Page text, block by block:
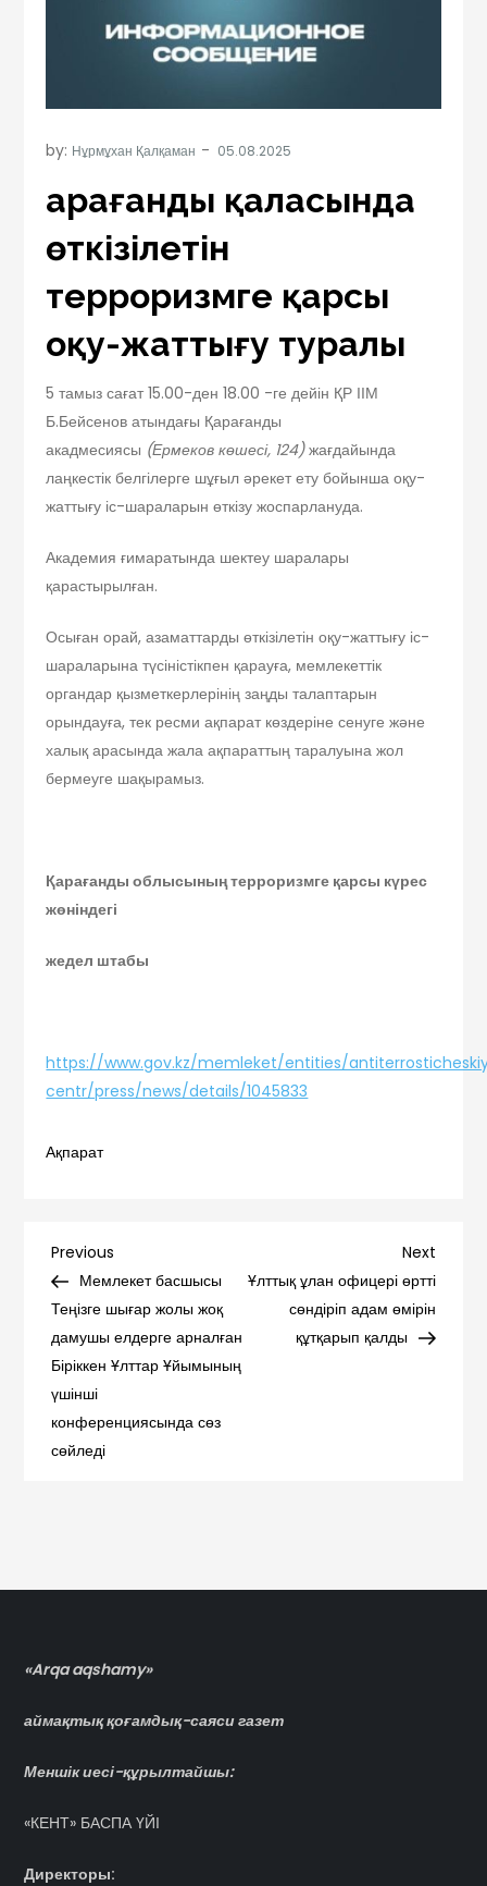
by: Нұрмұхан Қалқаман
Қарағанды қаласында
өткізілетін
терроризмге қарсы
оқу-жаттығу туралы
5 тамыз сағат 15.00-ден 18.00 -ге дейін ҚР ІІМ
Б.Бейсенов атындағы Қарағанды
акадмесиясы (Ермеков көшесі, 124)жағдайында
лаңкестік белгілерге шұғыл әрекет ету бойынша оқу-
жаттығу іс-шараларын өткізу жоспарлануда.
Академия ғимаратында шектеу шаралары
қарастырылған.
Осыған орай, азаматтарды өткізілетін оқу-жаттығу іс-
шараларына түсіністікпен қарауға, мемлекеттік
органдар қызметкерлерінің заңды талаптарын
орындауға, тек ресми ақпарат көздеріне сенуге және
халық арасында жала ақпараттың таралуына жол
бермеуге шақырамыз.
Қарағанды облысының терроризмге қарсы күрес
жөніндегі
жедел штабы
https://www.gov.kz/memleket/entities/
centr/press/news/details/1045833
Ақпарат
Навигация
по
записям
Previous
Post
Previous
Мемлекет басшысы
Теңізге шығар жолы жоқ
дамушы елдерге арналған
Біріккен Ұлттар Ұйымының
үшінші
конференциясында сөз
сөйледі
Next
Post
Next
Ұлттық ұлан офицері өртті
сөндіріп адам өмірін
құтқарып қалды
«Arqa aqshamy»
аймақтық қоғамдық-саяси газет
Меншік иесі-құрылтайшы:
«КЕНТ» БАСПА ҮЙІ
Директоры: